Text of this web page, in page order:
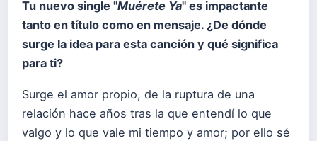
Tu nuevo single "Muérete Ya" es impactante
tanto en título como en mensaje. ¿De dónde
surge la idea para esta canción y qué significa
para ti?
Surge el amor propio, de la ruptura de una
relación hace años tras la que entendí lo que
valgo y lo que vale mi tiempo y amor; por ello sé